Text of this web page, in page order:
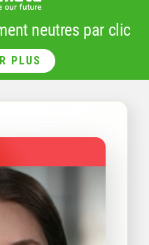
neutres par clic
PLUS